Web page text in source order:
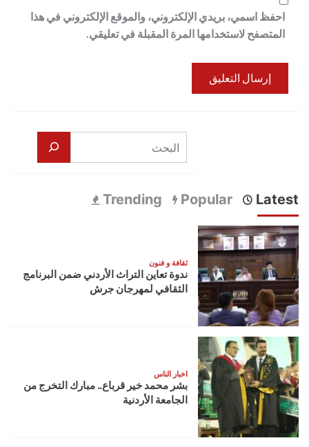
احفظ اسمي، بريدي الإلكتروني، والموقع الإلكتروني في هذا
المتصفح لاستخدامها المرة المقبلة في تعليقي.
Latest
Popular
Trending
ثقافة و فنون
ندوة تعاين التراث الأردني ضمن البرنامج
الثقافي لمهرجان جرش
اخبار الناس
بشر محمد خير قرباع.. مبارك التخرج من
الجامعة الأردنية